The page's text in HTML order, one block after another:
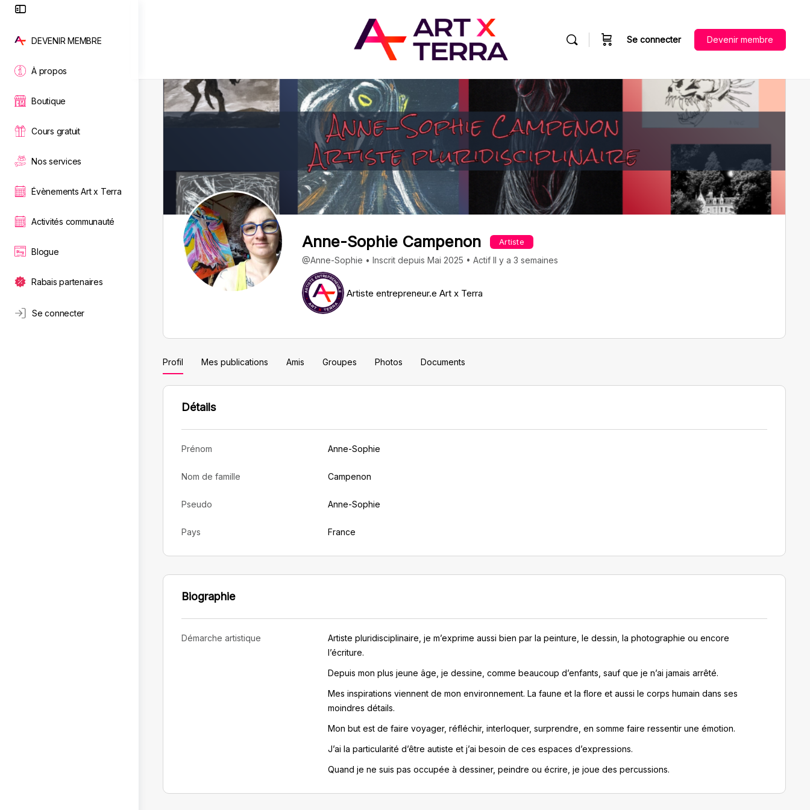
Panel
DEVENIR MEMBRE
À propos
Boutique
Cours gratuit
Nos services
Évènements Art x Terra
Activités communauté
Blogue
Rabais partenaires
Se connecter
Se connecter Devenir membre
Anne-Sophie Campenon Artiste
Artiste entrepreneur.e Art x Terra
@Anne-Sophie • Inscrit depuis Mai 2025 • Actif Il y a 3 semaines
Profil Mes publications Amis Groupes Photos Documents
Détails
Prénom Anne-Sophie
Nom de famille Campenon
Pseudo Anne-Sophie
Pays France
Biographie
Démarche artistique
Artiste pluridisciplinaire, je m’exprime aussi bien par la peinture, le dessin, la photographie ou encore
l’écriture.
Depuis mon plus jeune âge, je dessine, comme beaucoup d’enfants, sauf que je n’ai jamais arrêté.
Mes inspirations viennent de mon environnement. La faune et la flore et aussi le corps humain dans ses
moindres détails.
Mon but est de faire voyager, réfléchir, interloquer, surprendre, en somme faire ressentir une émotion.
J’ai la particularité d’être autiste et j’ai besoin de ces espaces d’expressions.
Quand je ne suis pas occupée à dessiner, peindre ou écrire, je joue des percussions.